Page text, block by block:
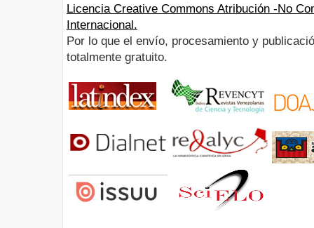
Licencia Creative Commons Atribución -No
Internacional.
Por lo que el envío, procesamiento y
totalmente gratuito.